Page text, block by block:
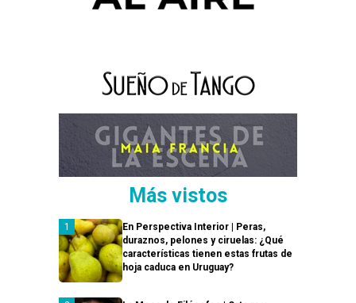
Más vistos
En Perspectiva Interior | Peras,
duraznos, pelones y ciruelas: ¿Qué
características tienen estas frutas de
hoja caduca en Uruguay?